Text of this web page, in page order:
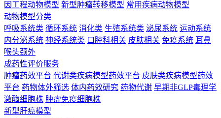
因工程动物模型 新型肿瘤转移模型 常用疾病动物模型
动物模型分类
呼吸系统类 循环系统 消化类 生殖系统类 泌尿系统 运动系统
内分泌系统 神经系统类 口腔科相关 皮肤相关 免疫系统 耳鼻
喉头颈外
成药性评价服务
肿瘤药效平台 代谢类疾病模型药效平台 皮肤类疾病模型药效
平台 药物体外筛选 体内药效研究 药物代谢 早期非GLP毒理学
激酶细胞株 肿瘤免疫细胞株
新型肝癌模型